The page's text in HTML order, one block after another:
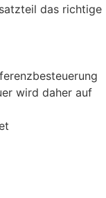
das richtige
wird daher auf